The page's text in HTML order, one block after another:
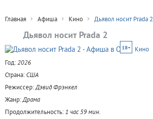
Главная Афиша Кино Дьявол носит Prada 2
Дьявол носит Prada 2
18+
Кино
Год:2026
Страна: США
Режиссер:Дэвид Фрэнкел
Жанр:Драма
Продолжительность: 1 час 59 мин.